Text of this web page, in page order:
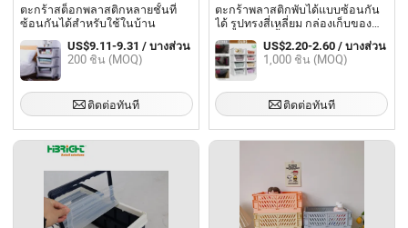
ตะกร้าสต็อกพลาสติกหลายชั้นที่
ซ้อนกันได้สำหรับใช้ในบ้าน
US$9.11-9.31 / บางส่วน
200 ชิ้น (MOQ)
ติดต่อทันที
ตะกร้าพลาสติกพับได้แบบซ้อนกัน
ได้ รูปทรงสี่เหลี่ยม กล่องเก็บของ
องค์กรในตู้เสื้อผ้า
US$2.20-2.60 / บางส่วน
1,000 ชิ้น (MOQ)
ติดต่อทันที